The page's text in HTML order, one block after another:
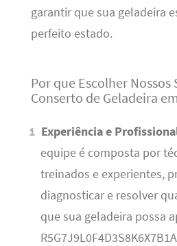
garantir que sua geladeira
perfeito estado.
Por que Escolher Nossos
Conserto de Geladeira
Experiência e
equipe é composta por
treinados e experientes,
diagnosticar e resolver
que sua geladeira possa